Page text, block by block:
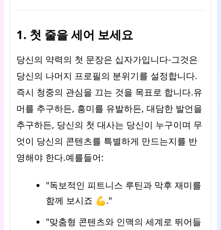
1. 첫 줄을 세어 보세요
당신의 약력의 첫 문장은 십자가입니다-그것은
당신의 나머지 프로필의 분위기를 설정합니다.
즉시 청중의 관심을 끄는 것을 목표로 합니다.유
머를 추구하든, 흥미를 유발하든, 대담한 발언을
추구하든, 당신의 첫 대사는 당신이 누구이며 무
엇이 당신의 콘텐츠를 특별하게 만드는지를 반
영해야 한다.예를들어:
"독보적인 피트니스 루틴과 막후 재미를
함께 보시죠 💪."
"맞춤형 콘텐츠와 인맥의 세계로 뛰어들